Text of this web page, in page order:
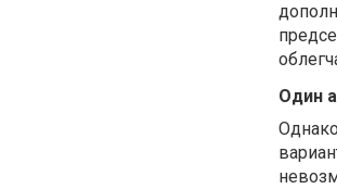
Один